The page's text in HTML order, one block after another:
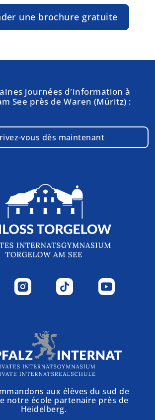
une brochure gratuite
journées d'information à
See près de Waren (Müritz) :
vous dès maintenant
aux élèves du sud de
notre école partenaire près de
Heidelberg.